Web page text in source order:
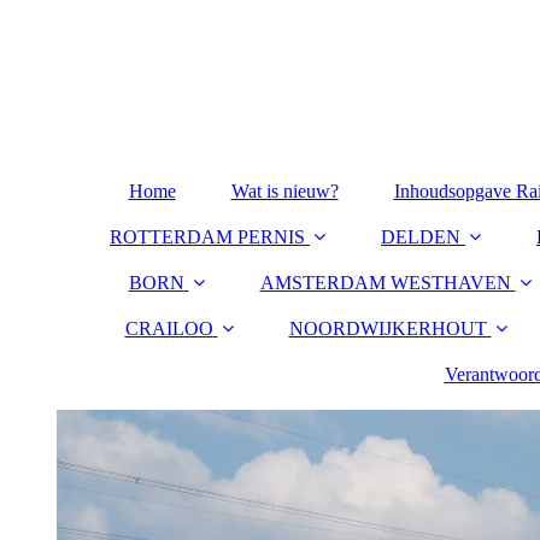
Home Wat is nieuw? Inhoudsopgave
ROTTERDAM PERNIS DELDEN
BORN AMSTERDAM WESTHAVEN
CRAILOO NOORDWIJKERHOUT